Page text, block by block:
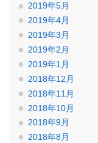
2019年5月
2019年4月
2019年3月
2019年2月
2019年1月
2018年12月
2018年11月
2018年10月
2018年9月
2018年8月